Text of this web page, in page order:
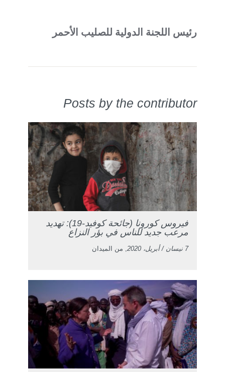
رئيس اللجنة الدولية للصليب الأحمر
Posts by the contributor
فيروس كورونا (جائحة كوفيد-19): تهديد
مرعب جديد للناس في بؤر النزاع
7 نيسان / أبريل، 2020 , من الميدان